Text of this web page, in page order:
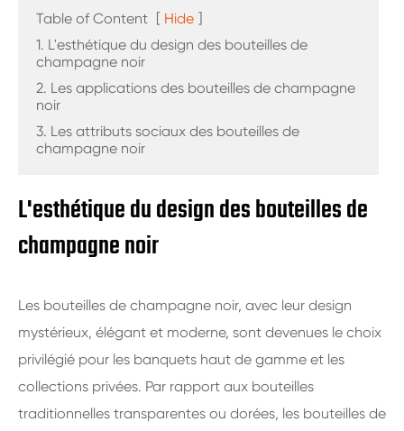
Table of Content [ Hide ]
1. L'esthétique du design des bouteilles de
champagne noir
2. Les applications des bouteilles de champagne
noir
3. Les attributs sociaux des bouteilles de
champagne noir
L'esthétique du design des bouteilles de
champagne noir
Les bouteilles de champagne noir, avec leur design
mystérieux, élégant et moderne, sont devenues le choix
privilégié pour les banquets haut de gamme et les
collections privées. Par rapport aux bouteilles
traditionnelles transparentes ou dorées, les bouteilles de